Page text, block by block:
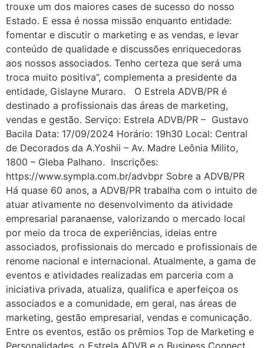
trouxe um dos maiores cases de sucesso do nosso
Estado. E essa é nossa missão enquanto entidade:
fomentar e discutir o marketing e as vendas, e levar
conteúdo de qualidade e discussões enriquecedoras
aos nossos associados. Tenho certeza que será uma
troca muito positiva”, complementa a presidente da
entidade, Gislayne Muraro. O Estrela ADVB/PR é
destinado a profissionais das áreas de marketing,
vendas e gestão. Serviço: Estrela ADVB/PR – Gustavo
Bacila Data: 17/09/2024 Horário: 19h30 Local: Central
de Decorados da A.Yoshii – Av. Madre Leônia Milito,
1800 – Gleba Palhano. Inscrições:
https://www.sympla.com.br/advbpr Sobre a ADVB/PR
Há quase 60 anos, a ADVB/PR trabalha com o intuito de
atuar ativamente no desenvolvimento da atividade
empresarial paranaense, valorizando o mercado local
por meio da troca de experiências, ideias entre
associados, profissionais do mercado e profissionais de
renome nacional e internacional. Atualmente, a gama de
eventos e atividades realizadas em parceria com a
iniciativa privada, atualiza, qualifica e aperfeiçoa os
associados e a comunidade, em geral, nas áreas de
marketing, gestão empresarial, vendas e comunicação.
Entre os eventos, estão os prêmios Top de Marketing e